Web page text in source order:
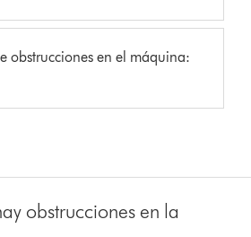
obstrucciones en el máquina:
obstrucciones en la